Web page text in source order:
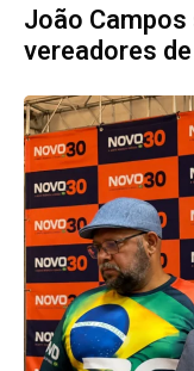
João
vereadores